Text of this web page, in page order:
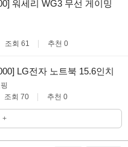
워세리 WG3 무선 게이밍
조회 61 추천 0
LG전자 노트북 15.6인치
조회 70 추천 0
+